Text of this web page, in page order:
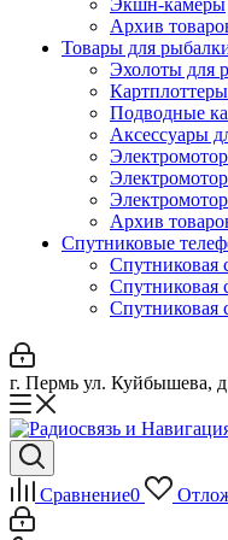
Экшн-камеры
Архив
Товары для
Эхолоты для
Картплоттеры
Подводные
Аксессуары
Архив
Спутниковые
Спутниковая
Спутниковая
Спутниковая
г. Пермь ул. Куйбышева,
Сравнение0